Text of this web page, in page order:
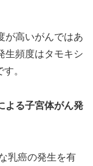
が高いがんではあ
生頻度はタモキシ
。
よる子宮体がん発
乳癌の発生を有